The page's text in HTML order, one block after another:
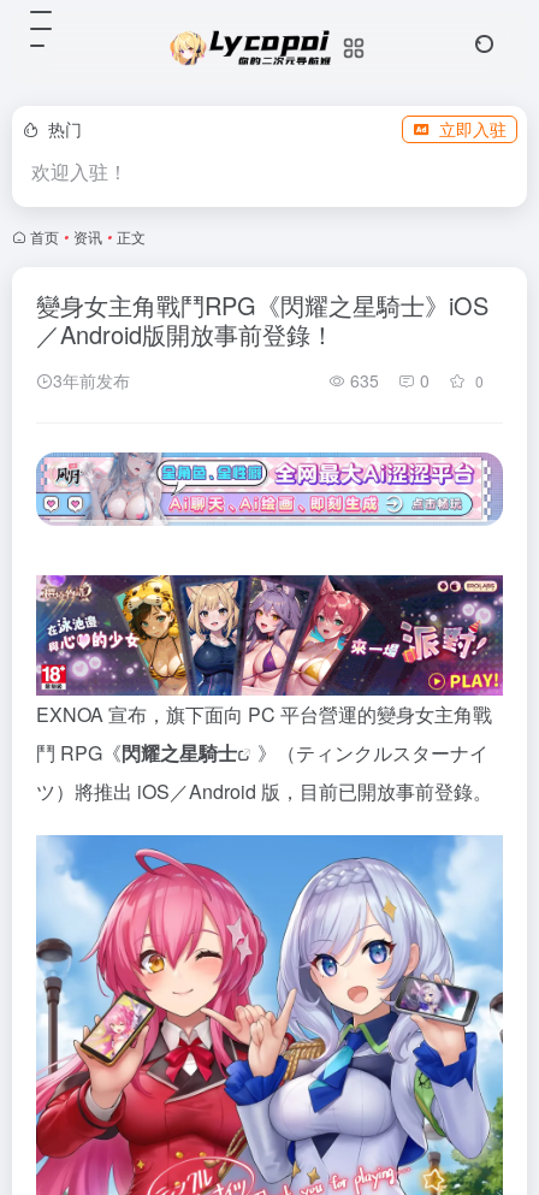
热门 立即入驻
欢迎入驻！
首页 • 资讯 • 正文
變身女主角戰鬥RPG《閃耀之星騎士》iOS
／Android版開放事前登錄！
3年前发布 635 0 0
EXNOA 宣布，旗下面向 PC 平台營運的變身女主角戰
鬥 RPG《閃耀之星騎士
》（ティンクルスターナイ
ツ）將推出 iOS／Android 版，目前已開放事前登錄。